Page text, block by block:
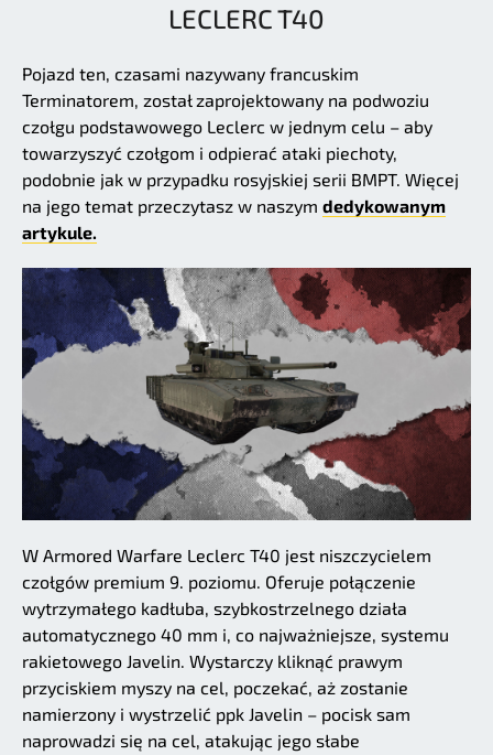
LECLERC T40
Pojazd ten, czasami nazywany francuskim
Terminatorem, został zaprojektowany na podwoziu
czołgu podstawowego Leclerc w jednym celu – aby
towarzyszyć czołgom i odpierać ataki piechoty,
podobnie jak w przypadku rosyjskiej serii BMPT. Więcej
na jego temat przeczytasz w naszym dedykowanym
artykule.
W Armored Warfare Leclerc T40 jest niszczycielem
czołgów premium 9. poziomu. Oferuje połączenie
wytrzymałego kadłuba, szybkostrzelnego działa
automatycznego 40 mm i, co najważniejsze, systemu
rakietowego Javelin. Wystarczy kliknąć prawym
przyciskiem myszy na cel, poczekać, aż zostanie
namierzony i wystrzelić ppk Javelin – pocisk sam
naprowadzi się na cel, atakując jego słabe